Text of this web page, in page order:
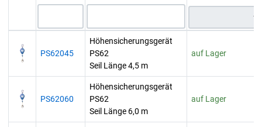
PS62045
Höhensicherungsgerät
PS62
Seil Länge 4,5 m
auf Lager
PS62060
Höhensicherungsgerät
PS62
Seil Länge 6,0 m
auf Lager